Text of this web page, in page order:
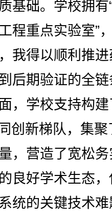
基础。学校拥有
程重点实验室”
我得以顺利推
后期验证的全
，学校支持构建
创新梯队，集聚
，营造了宽松
良好学术生态
统的关键技术